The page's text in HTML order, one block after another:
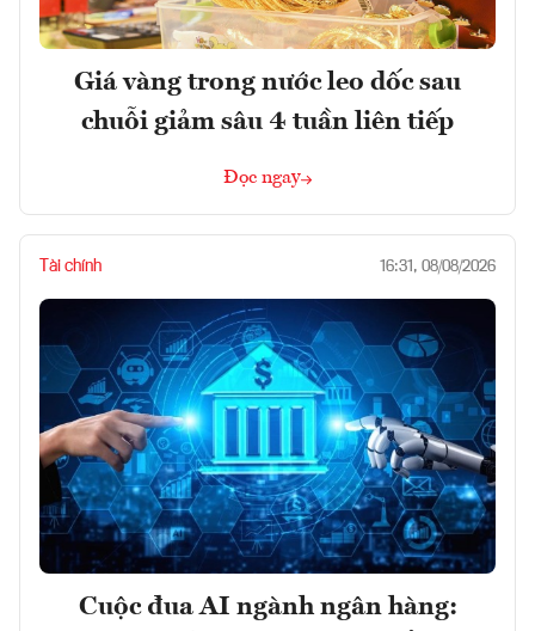
Giá vàng trong nước leo dốc sau
chuỗi giảm sâu 4 tuần liên tiếp
Đọc ngay
Tài chính 16:31, 08/08/2026
Cuộc đua AI ngành ngân hàng: